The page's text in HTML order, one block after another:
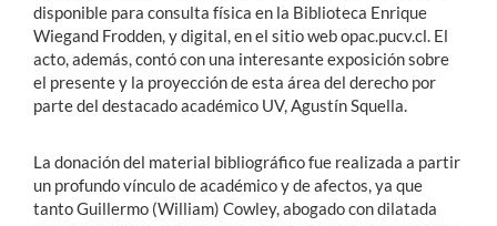
disponible para consulta física en la Biblioteca Enrique
Wiegand Frodden, y digital, en el sitio web opac.pucv.cl. El
acto, además, contó con una interesante exposición sobre
el presente y la proyección de esta área del derecho por
parte del destacado académico UV, Agustín Squella.
La donación del material bibliográfico fue realizada a partir
un profundo vínculo de académico y de afectos, ya que
tanto Guillermo (William) Cowley, abogado con dilatada